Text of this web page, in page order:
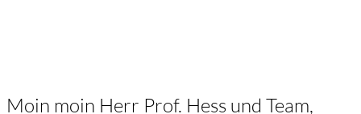
Moin moin Herr Prof. Hess und Team,